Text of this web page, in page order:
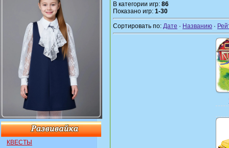
КВЕСТЫ
В категории игр: 86
Показано игр: 1-30
Сортировать по: Дате · Названию ·